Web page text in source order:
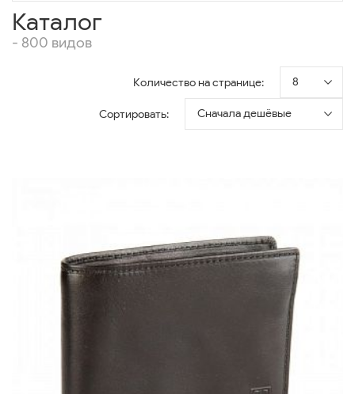
Каталог
- 800 видов
Количество на странице: 8
Сортировать: Сначала дешёвые